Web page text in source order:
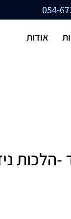
054-
אודות
-הלכות